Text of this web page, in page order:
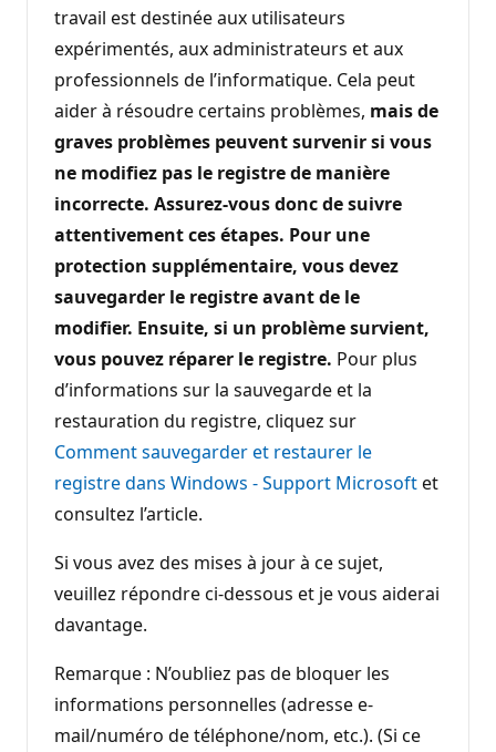
travail est destinée aux utilisateurs
expérimentés, aux administrateurs et aux
professionnels de l’informatique. Cela peut
aider à résoudre certains problèmes, mais de
graves problèmes peuvent survenir si vous
ne modifiez pas le registre de manière
incorrecte. Assurez-vous donc de suivre
attentivement ces étapes. Pour une
protection supplémentaire, vous devez
sauvegarder le registre avant de le
modifier. Ensuite, si un problème survient,
vous pouvez réparer le registre. Pour plus
d’informations sur la sauvegarde et la
restauration du registre, cliquez sur
Comment sauvegarder et restaurer le
registre dans Windows - Support Microsoftet
consultez l’article.
Si vous avez des mises à jour à ce sujet,
veuillez répondre ci-dessous et je vous aiderai
davantage.
Remarque : N’oubliez pas de bloquer les
informations personnelles (adresse e-
mail/numéro de téléphone/nom, etc.). (Si ce